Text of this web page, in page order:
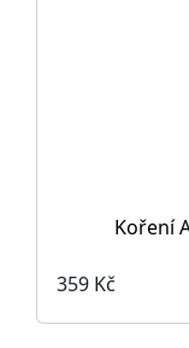
Koření
359 Kč